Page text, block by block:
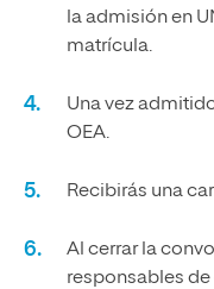
la admisión en
matrícula.
Una vez
OEA.
Recibirás una
Al cerrar la
responsables